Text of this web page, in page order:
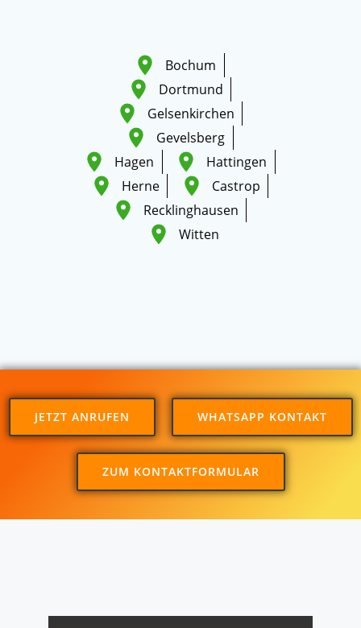
Bochum
Dortmund
Gelsenkirchen
Gevelsberg
Hagen
Hattingen
Herne
Castrop
Recklinghausen
Witten
JETZT ANRUFEN WHATSAPP KONTAKT
ZUM KONTAKTFORMULAR